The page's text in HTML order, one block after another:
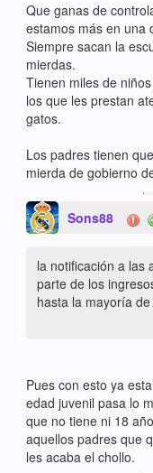
Que ganas de
estamos más en una
Siempre sacan la
mierdas.
Tienen miles de
los que les prestan
gatos.
Los padres tienen
mierda de gobierno
Sons88
la notificación a las
parte de los
hasta la mayoría
Pues con esto ya
edad juvenil pasa lo
que no tiene ni 18
aquellos padres que
les acaba el chollo.